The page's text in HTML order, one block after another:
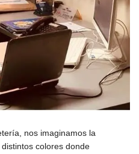
nos imaginamos la
colores donde